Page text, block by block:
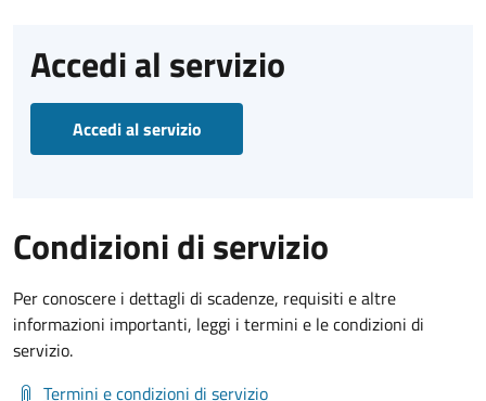
Accedi al servizio
Accedi al servizio
Condizioni di servizio
Per conoscere i dettagli di scadenze, requisiti e altre
informazioni importanti, leggi i termini e le condizioni di
servizio.
Termini e condizioni di servizio